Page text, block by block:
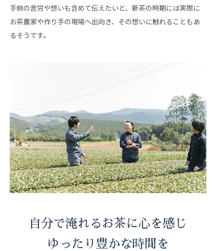
手側の苦労や想いも含めて伝えたいと、新茶の時期には実際に
お茶農家や作り手の現場へ出向き、その想いに触れることもあ
るそうです。
自分で淹れるお茶に心を感じ
ゆったり豊かな時間を